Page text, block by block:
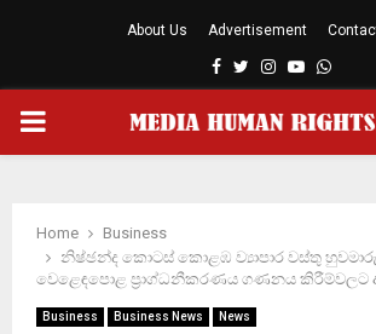
About Us Advertisement
Facebook
TwitterInstagram
Youtube
PRIMARY
Home
Business
නිෂ්ඡන්ද කොටස් කොළඹ ව්‍යාපාර වස්තු
වෙළෙඳපොළ ප්‍රාග්ධනීකරණය ගණනය කිරීම්වලට
Business Business News News